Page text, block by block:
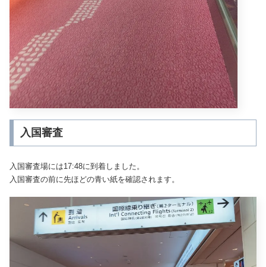
入国審査
入国審査場には17:48に到着しました。
入国審査の前に先ほどの青い紙を確認されます。